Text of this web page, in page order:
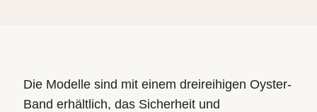
Die Modelle sind mit einem dreireihigen Oyster-
Band erhältlich, das Sicherheit und